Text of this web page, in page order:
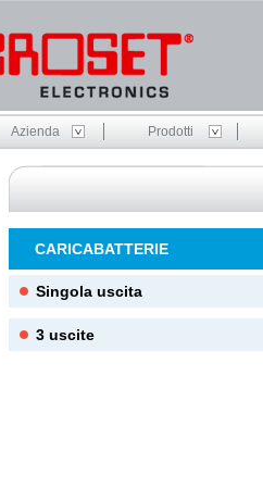
Azienda Prodotti
CARICABATTERIE
Singola uscita
3 uscite